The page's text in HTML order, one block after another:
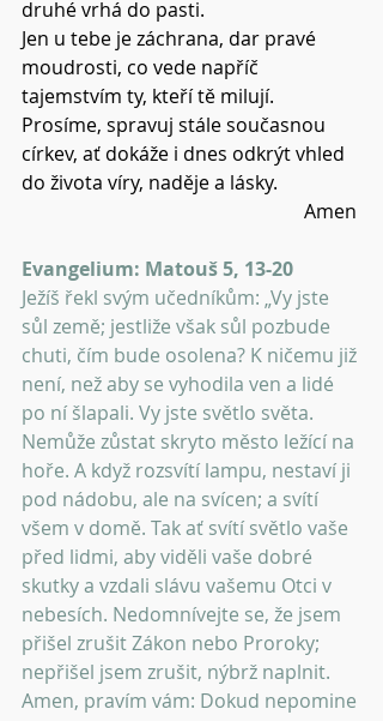
druhé vrhá do pasti.
Jen u tebe je záchrana, dar pravé
moudrosti, co vede napříč
tajemstvím ty, kteří tě milují.
Prosíme, spravuj stále současnou
církev, ať dokáže i dnes odkrýt vhled
do života víry, naděje a lásky.
Amen
Evangelium: Matouš 5, 13-20
Ježíš řekl svým učedníkům: „Vy jste
sůl země; jestliže však sůl pozbude
chuti, čím bude osolena? K ničemu již
není, než aby se vyhodila ven a lidé
po ní šlapali. Vy jste světlo světa.
Nemůže zůstat skryto město ležící na
hoře. A když rozsvítí lampu, nestaví ji
pod nádobu, ale na svícen; a svítí
všem v domě. Tak ať svítí světlo vaše
před lidmi, aby viděli vaše dobré
skutky a vzdali slávu vašemu Otci v
nebesích. Nedomnívejte se, že jsem
přišel zrušit Zákon nebo Proroky;
nepřišel jsem zrušit, nýbrž naplnit.
Amen, pravím vám: Dokud nepomine